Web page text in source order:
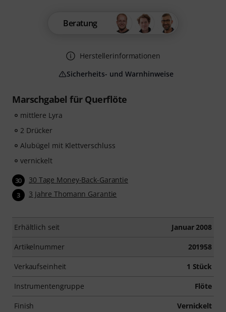
Marschgabel für Querflöte
mittlere Lyra
2 Drücker
Alubügel mit Klettverschluss
vernickelt
30 30 Tage Money-Back-Garantie
3 3 Jahre Thomann Garantie
Erhältlich seit Januar 2008
Artikelnummer 201958
Verkaufseinheit 1 Stück
Instrumentengruppe Flöte
Finish Vernickelt
Beratung
Herstellerinformationen
Sicherheits- und Warnhinweise